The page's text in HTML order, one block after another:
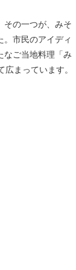
その一つが、みそ
市民のアイディ
なご当地料理「み
まっています。